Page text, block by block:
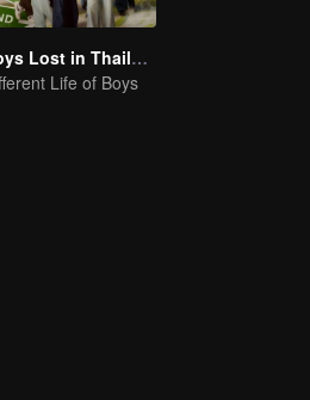
Boys Lost in Thailand·Behind the Scene
Life of Boys